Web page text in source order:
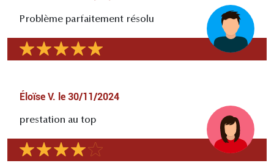
Problème parfaitement résolu
Éloïse V. le 30/11/2024
prestation au top